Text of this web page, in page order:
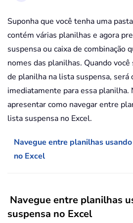
Suponha que você tenha uma
contém várias planilhas e agora
suspensa ou caixa de combinação
nomes das planilhas. Quando
de planilha na lista suspensa, será
imediatamente para essa planilha.
apresentar como navegar entre
lista suspensa no Excel.
Navegue entre planilhas
no Excel
Navegue entre planilhas
suspensa no Excel